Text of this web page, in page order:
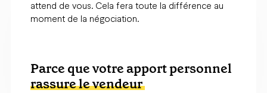
attend de vous. Cela fera toute la différence au
moment de la négociation.
Parce que votre apport personnel
rassure le vendeur